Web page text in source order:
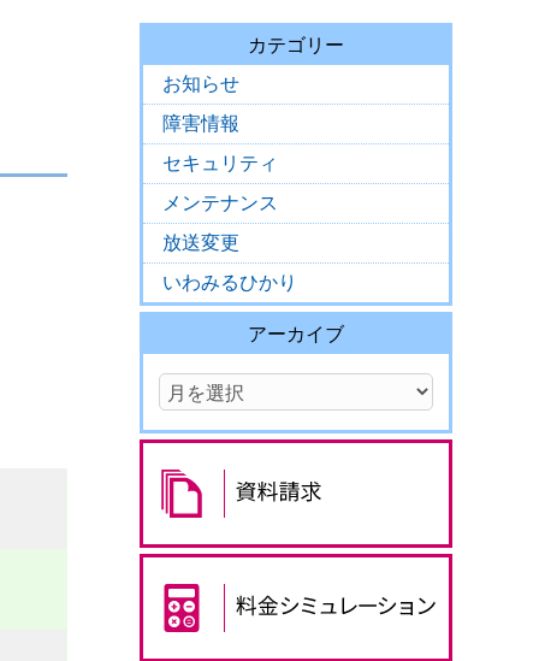
カテゴリー
お知らせ
障害情報
セキュリティ
メンテナンス
放送変更
いわみるひかり
アーカイブ